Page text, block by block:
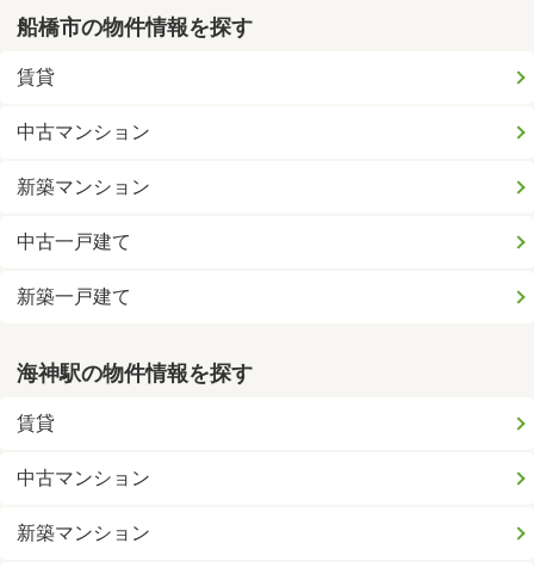
船橋市の物件情報を探す
賃貸
中古マンション
新築マンション
中古一戸建て
新築一戸建て
海神駅の物件情報を探す
賃貸
中古マンション
新築マンション